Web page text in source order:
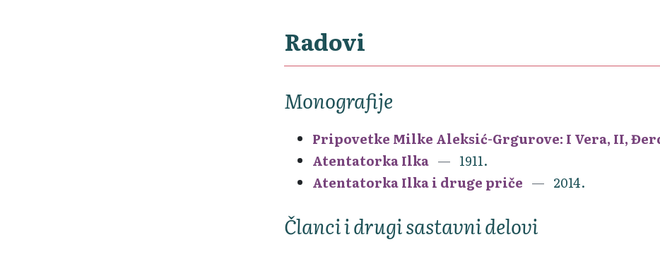
Radovi
Monografije
Pripovetke Milke Aleksić-Grgurove: I Vera, II,
Atentatorka Ilka
1911.
Atentatorka Ilka i druge priče
2014.
Članci i drugi sastavni delovi